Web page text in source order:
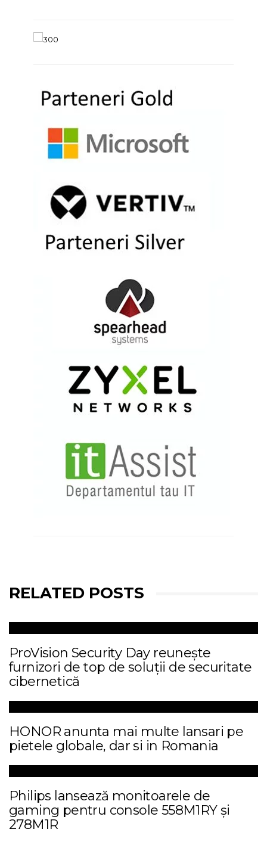
RELATED POSTS
ProVision Security Day reunește
furnizori de top de soluții de securitate
cibernetică
HONOR anunta mai multe lansari pe
pietele globale, dar si in Romania
Philips lansează monitoarele de
gaming pentru console 558M1RY și
278M1R